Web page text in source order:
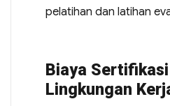
pelatihan dan latihan
Biaya Sertifikasi
Lingkungan